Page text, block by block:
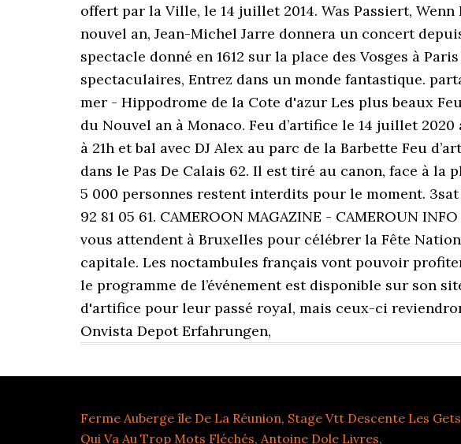
Ferme Auberge île De La Réunion, Stage Vtt Descente Les Gets
Qui Va Au Trop Mots Fléchés, Antoine Dole Livres,